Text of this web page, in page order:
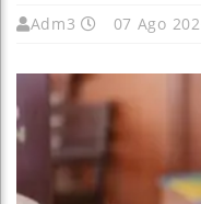
Adm3 07 Ago